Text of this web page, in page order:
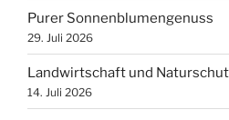
Purer Sonnenblumengenuss
29. Juli 2026
Landwirtschaft und
14. Juli 2026